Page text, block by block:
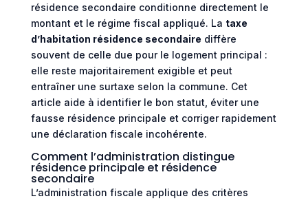
résidence secondaire conditionne directement le
montant et le régime fiscal appliqué. La taxe
d’habitation résidence secondaire diffère
souvent de celle due pour le logement principal :
elle reste majoritairement exigible et peut
entraîner une surtaxe selon la commune. Cet
article aide à identifier le bon statut, éviter une
fausse résidence principale et corriger rapidement
une déclaration fiscale incohérente.
Comment l’administration distingue
résidence principale et résidence
secondaire
L’administration fiscale applique des critères